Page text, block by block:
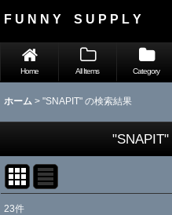
F U N N Y S U P P L Y
Home All Items Category
ホーム > "SNAPIT" の検索結果
"SNAPIT"
23件